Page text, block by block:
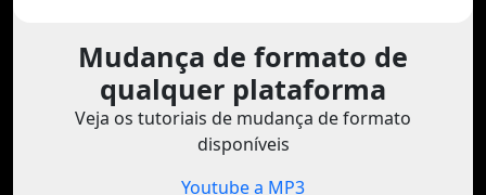
Mudança de formato de
qualquer plataforma
Veja os tutoriais de mudança de formato
disponíveis
Youtube a MP3